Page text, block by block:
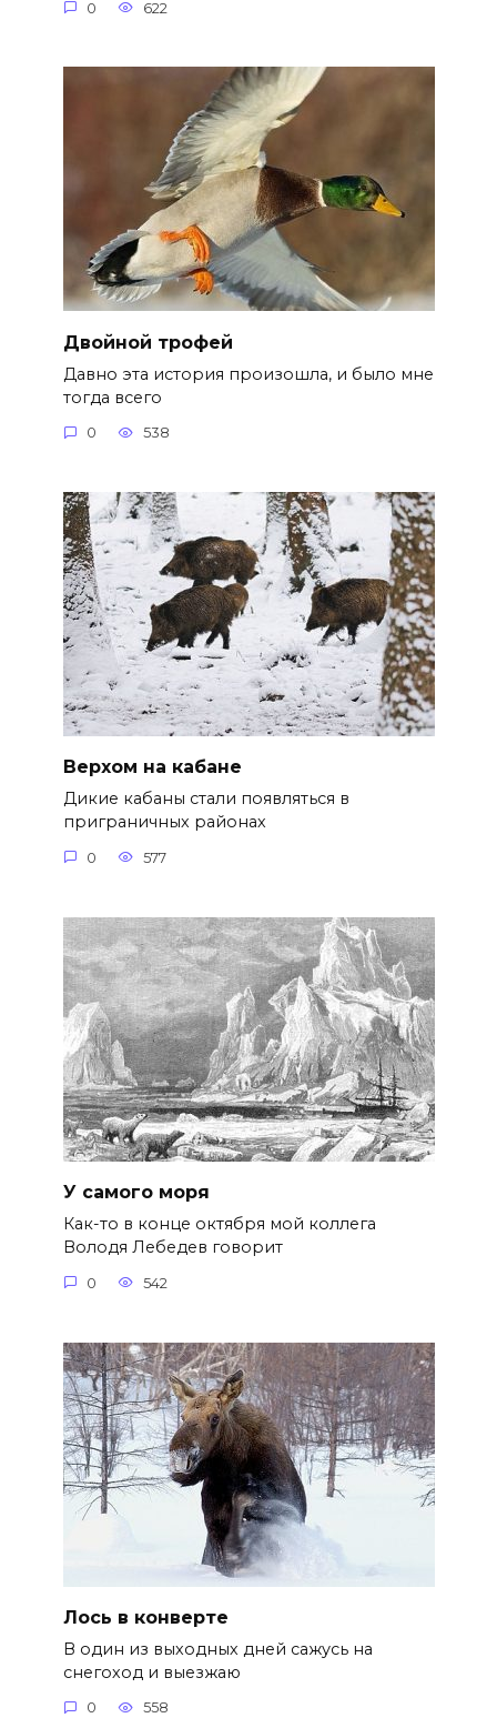
0 622
Двойной трофей
Давно эта история произошла, и было мне
тогда всего
0 538
Верхом на кабане
Дикие кабаны стали появляться в
приграничных районах
0 577
У самого моря
Как-то в конце октября мой коллега
Володя Лебедев говорит
0 542
Лось в конверте
В один из выходных дней сажусь на
снегоход и выезжаю
0 558